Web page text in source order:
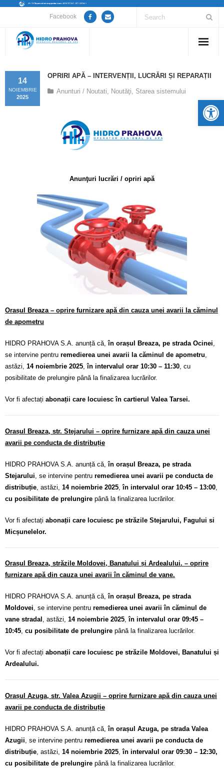
Facebook
Despre noi
Guvernanță Corporativă
Informații de interes public
Calitatea apei
OPRIRI APĂ – INTERVENȚII, LUCRĂRI ȘI REPARAȚII
14
NOIEMBRIE
2025
Anunturi / Noutati, Noutăţi, Starea sistemului
Anunţuri lucrări / opriri apă
Orașul Breaza – oprire furnizare apă din cauza unei avarii la căminul
de apometru
HIDRO PRAHOVA S.A. anunță că,în orașul Breaza, pe strada Ocinei,
se intervine pentru remedierea unei avarii la căminul de apometru,
astăzi, 14 noiembrie 2025,în intervalul orar 10:30 – 11:30, cu
posibilitate de prelungire până la finalizarea lucrărilor.
Vor fi afectați abonații care locuiesc în cartierul Valea Tarsei.
Orașul Breaza, str. Stejarului – oprire furnizare apă din cauza unei
avarii pe conducta de distribuție
HIDRO PRAHOVA S.A. anunță că,în orașul Breaza, pe strada
Stejarului , se intervine pentru remedierea unei avarii pe conducta de
distribuție , astăzi, 14 noiembrie 2025 ,în intervalul orar 10:45 – 13:00
cu posibilitate de prelungire până la finalizarea lucrărilor.
Vor fi afectați abonații care locuiesc pe străzile Stejarului, Fagului si
Micșunelelor.
Orașul Breaza, străzile Moldovei, Banatului și Ardealului. – oprire
furnizare apă din cauza unei avarii în căminul de vane.
HIDRO PRAHOVA S.A. anunță că,în orașul Breaza, pe strada
Moldovei, se intervine pentru remedierea unei avarii în căminul de
vane stradal , astăzi, 14 noiembrie 2025,în intervalul orar 09:45 –
10:45, cu posibilitate de prelungire până la finalizarea lucrărilor.
Vor fi afectați abonații care locuiesc pe străzile Moldovei, Banatului și
Ardealului.
Orașul Azuga, str. Valea Azugii – oprire furnizare apă din cauza unei
avarii pe conducta de distribuție
HIDRO PRAHOVA S.A. anunță că,în orașul Azuga, pe strada Valea
Azugii , se intervine pentru remedierea unei avarii pe conducta de
distribuție , astăzi, 14 noiembrie 2025 ,în intervalul orar 09:30 – 12:30,
cu posibilitate de prelungire până la finalizarea lucrărilor.